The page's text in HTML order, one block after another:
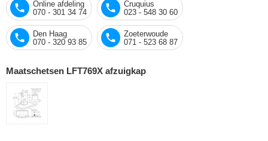
Online afdeling
070 - 301 34 74
Cruquius
023 - 548 30 60
Den Haag
070 - 320 93 85
Zoeterwoude
071 - 523 68 87
Maatschetsen LFT769X afzuigkap